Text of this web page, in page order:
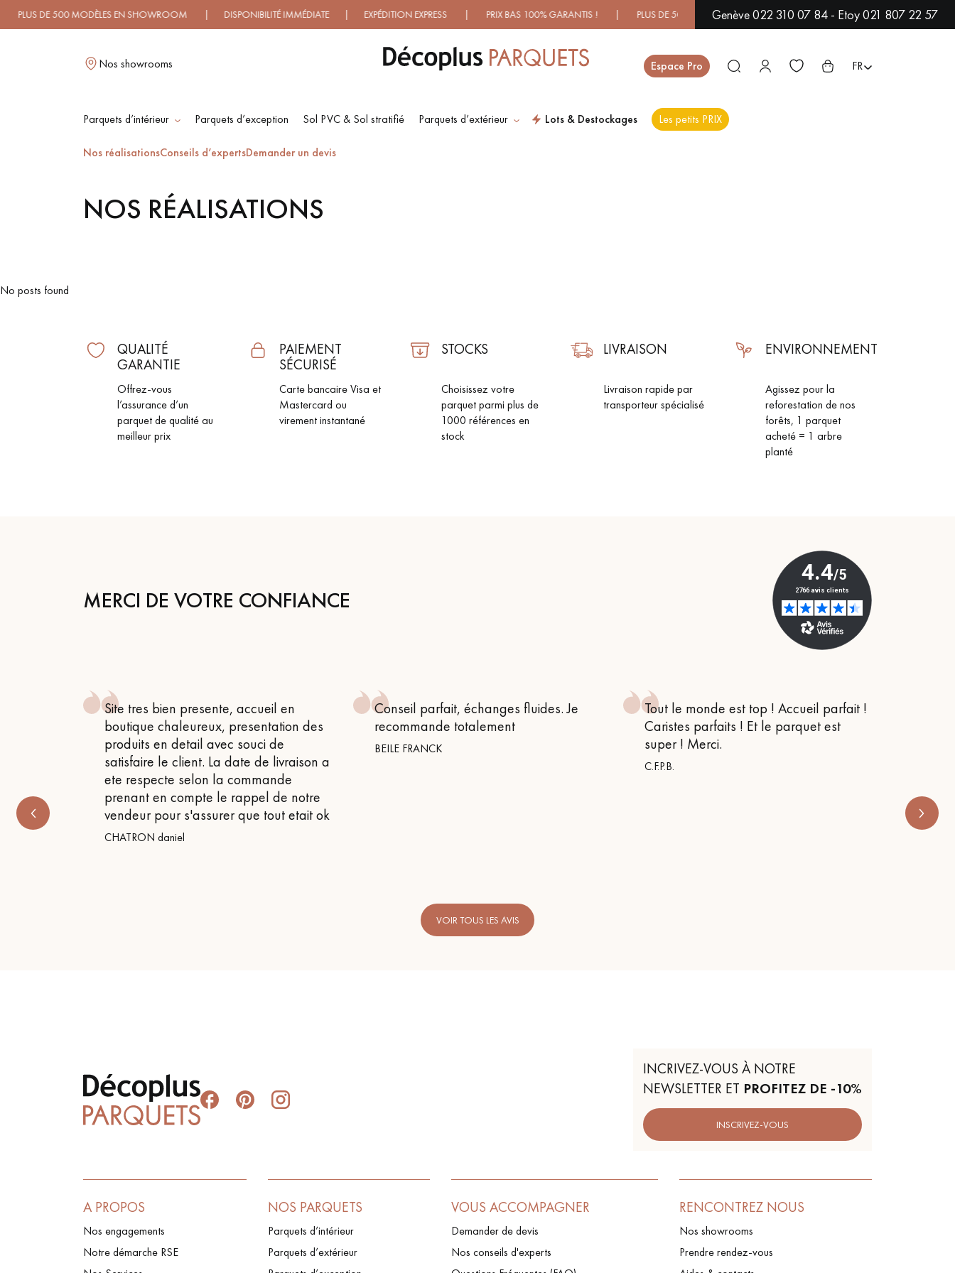
500 MODÈLES EN SHOWROOM | DISPONIBILITÉ IMMÉDIATE | EXPÉDITION EXPRESS | PRIX BAS 100% GARANTIS ! | PLUS DE 500 MODÈLES EN SHOWROOM | DISPONIBILITÉ IMMÉDIATE |
Genève 022 310 07 84 - Etoy 021 807 22 57
Nos showrooms Espace Pro FR
Parquets d’intérieur Parquets d’exception Sol PVC & Sol stratifié Parquets d’extérieur Lots & Destockages Les petits PRIX
Nos réalisationsConseils d’expertsDemander un devis
Fermer
LES RECHERCHES LES PLUS COURANTES
PARQUET MASSIF
PARQUET
CONTRECOLLÉ -
ACCESSOIRES
PARQUET D'INTÉRIEUR
Nos conseillers sont disponibles au
022 310 07 84
NOS RÉALISATIONS
No posts found
QUALITÉ
GARANTIE
Offrez-vous
l’assurance d’un
parquet de qualité au
meilleur prix
PAIEMENT
SÉCURISÉ
Carte bancaire Visa et
Mastercard ou
virement instantané
STOCKS
Choisissez votre
parquet parmi plus de
1000 références en
stock
LIVRAISON
Livraison rapide par
transporteur spécialisé
ENVIRONNEMENT
Agissez pour la
reforestation de nos
forêts, 1 parquet
acheté = 1 arbre
planté
MERCI DE VOTRE CONFIANCE
Site tres bien presente, accueil en
boutique chaleureux, presentation des
produits en detail avec souci de
satisfaire le client. La date de livraison a
ete respecte selon la commande
prenant en compte le rappel de notre
vendeur pour s'assurer que tout etait ok
CHATRON daniel
Conseil parfait, échanges fluides. Je
recommande totalement
BEILE FRANCK
Tout le monde est top ! Accueil parfait !
Caristes parfaits ! Et le parquet est
super ! Merci.
C.F.P.B.
VOIR TOUS LES AVIS
INCRIVEZ-VOUS À NOTRE
NEWSLETTER ET PROFITEZ DE -10%
INSCRIVEZ-VOUS
A PROPOS
Nos engagements
Notre démarche RSE
NOS PARQUETS
Parquets d’intérieur
Parquets d’extérieur
VOUS ACCOMPAGNER
Demander de devis
Nos conseils d'experts
RENCONTREZ NOUS
Nos showrooms
Prendre rendez-vous